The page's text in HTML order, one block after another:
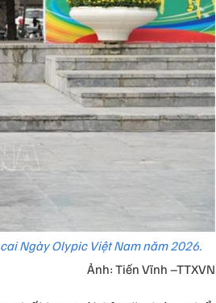
Ngày Olypic Việt Nam năm 2026.
Ảnh: Tiến Vĩnh –TTXVN